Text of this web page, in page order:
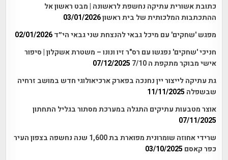
כתובת אשורית עתיקה נחשפת לראשונה | מבט ראשון אל
ההתכתבות המלכותית של בית ראשון03/01/2026
מפגש 'שחקים' עם מיכל גבאי להנצחת שני גבאי הי״ד 02/01/2026
חניכי 'שחקים' נפגשו עם רס"ר זיו ונונו – משטרת אשקלון | סיפור
אישי מבוקר מתקפת ה 7/10
07/12/2025
גת עתיקה לייצור יין נחנכה בפארק ארכיאולוגי חדש במושב זרחיה
שבשפלה 11/11/2025
אוצר מטבעות עתיקים התגלה במערכת מסתור בגליל התחתון
07/11/2025
שרידי אחוזה שומרונית מפוארת בת 1,600 שנה נחשפה בצפון העיר
כפר קאסם 03/10/2025